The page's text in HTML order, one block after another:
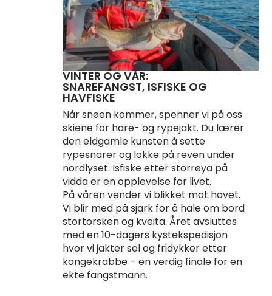
VINTER OG VÅR:
SNAREFANGST, ISFISKE OG
HAVFISKE
Når snøen kommer, spenner vi på oss
skiene for hare- og rypejakt. Du lærer
den eldgamle kunsten å sette
rypesnarer og lokke på reven under
nordlyset. Isfiske etter storrøya på
vidda er en opplevelse for livet.
På våren vender vi blikket mot havet.
Vi blir med på sjark for å hale om bord
stortorsken og kveita. Året avsluttes
med en 10-dagers kystekspedisjon
hvor vi jakter sel og fridykker etter
kongekrabbe – en verdig finale for en
ekte fangstmann.